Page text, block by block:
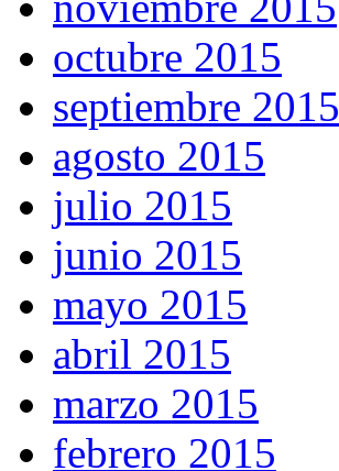
octubre 2015
septiembre 2015
agosto 2015
julio 2015
junio 2015
mayo 2015
abril 2015
marzo 2015
febrero 2015